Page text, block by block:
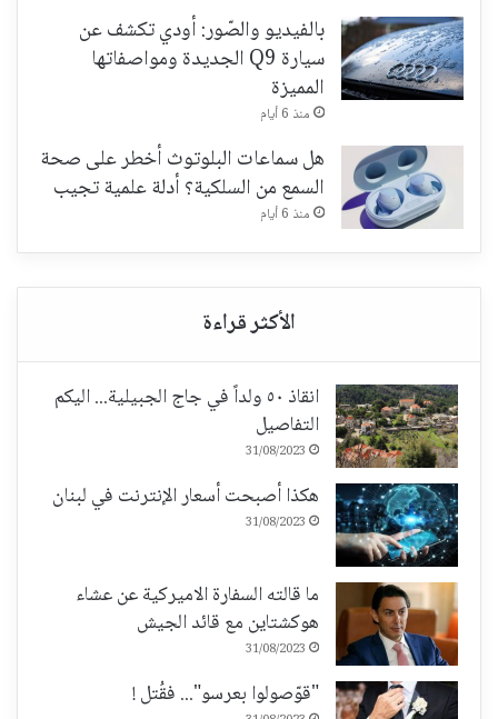
بالفيديو والصّور: أودي تكشف عن
سيارة Q9 الجديدة ومواصفاتها
المميزة
منذ 6 أيام
هل سماعات البلوتوث أخطر على صحة
السمع من السلكية؟ أدلة علمية تجيب
منذ 6 أيام
انقاذ ٥٠ ولداً في جاج الجبيلية... اليكم
التفاصيل
31/08/2023
هكذا أصبحت أسعار الإنترنت في لبنان
31/08/2023
ما قالته السفارة الاميركية عن عشاء
هوكشتاين مع قائد الجيش
31/08/2023
"قوّصولوا بعرسو"... فقُتل !